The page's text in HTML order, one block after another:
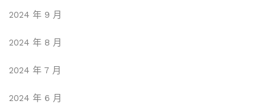
2024 年 9 月
2024 年 8 月
2024 年 7 月
2024 年 6 月